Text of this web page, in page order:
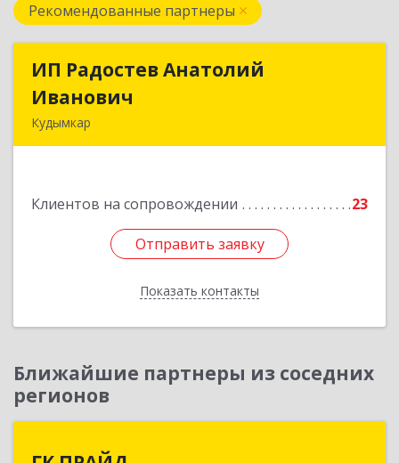
Рекомендованные партнеры
ИП Радостев Анатолий
Иванович
Кудымкар
Клиентов на сопровождении 23
Отправить заявку
Показать контакты
ИП Радостев Анатолий
Подробнее
Отправить заявку
Назад
Ближайшие партнеры из соседних
регионов